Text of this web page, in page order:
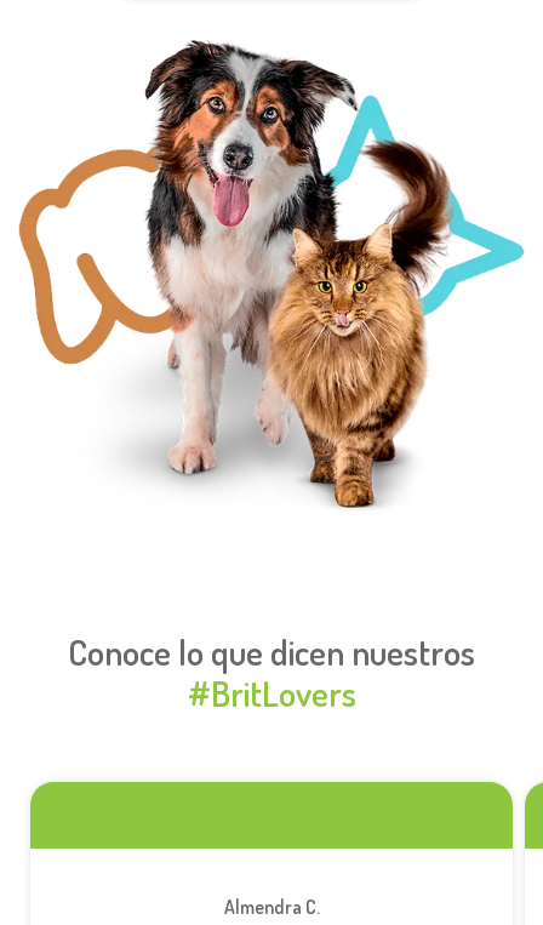
Conoce lo que dicen nuestros
#BritLovers
Almendra C.